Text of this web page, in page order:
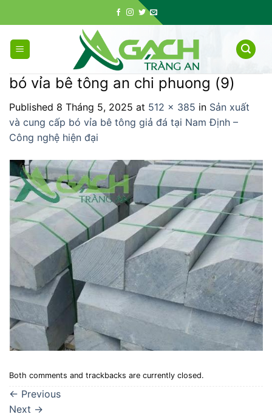
to
content
bó vỉa bê tông an chi phuong (9)
Published 8 Tháng 5, 2025 at 512 × 385 in Sản xuất
và cung cấp bó vỉa bê tông giả đá tại Nam Định –
Công nghệ hiện đại
Both comments and trackbacks are currently closed.
← Previous
Next →